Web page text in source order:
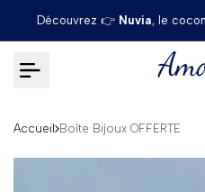
Passer
Découvrez 👉 Nuvia, le
Accueil Boîte Bijoux OFFERTE